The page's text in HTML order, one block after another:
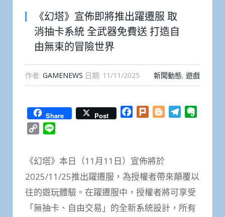
《幻塔》宣佈即將推出躍遷服 取
消抽卡系統 全武器免費送 打造自
由無束的冒險世界
作者: GAMENEWS 日期: 11/11/2025 新聞動態, 遊戲
Share Post Facebook
Plurk BloggerTelegram
Copy
《幻塔》本日（11月11日）宣佈將於
2025/11/25推出躍遷服，為授權者帶來顛覆以
往的遊玩體驗。在躍遷服中，授權者將可享受
「無抽卡、自由交易」的全新系統設計，所有